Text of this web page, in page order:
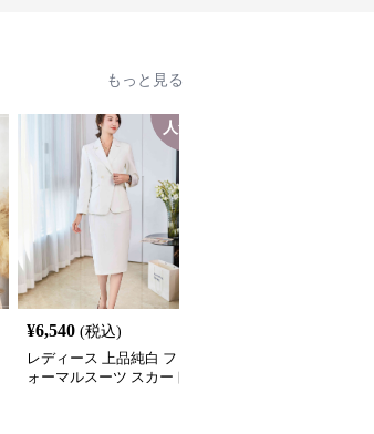
もっと見る
人気
¥6,540 (税込)
レディース 上品純白 フ
ォーマルスーツ スカート